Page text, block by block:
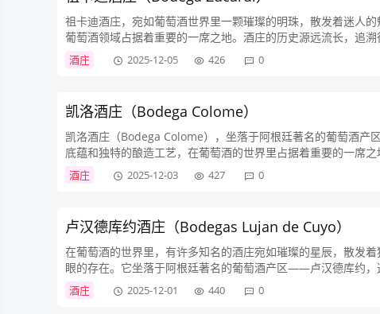
祖卡迪酒庄，宛如葡萄酒世界里一颗璀璨的明珠，散发着迷人
葡萄酒领域占据着重要的一席之地。酒庄的历史源远流长，追
大。从最初的小规模经营，到如今成为阿根廷葡萄酒行业的领者
酒庄 2025-12-05 426 0
凯洛酒庄（Bodega Colome）
凯洛酒庄（Bodega Colome），坐落于阿根廷著名的葡萄酒产
底蕴和独特的酿造工艺，在葡萄酒的世界里占据着重要的一席
Sarmiento创立，最...
酒庄 2025-12-03 427 0
卢汉德库约酒庄（Bodegas Lujan de Cuyo）
在葡萄酒的世界里，有许多知名的酒庄宛如璀璨的星辰，散发
眼的存在。它坐落于阿根廷著名的葡萄酒产区——卢汉德库约
光、较大的昼夜温差以及富含矿物质的土...
酒庄 2025-12-01 440 0